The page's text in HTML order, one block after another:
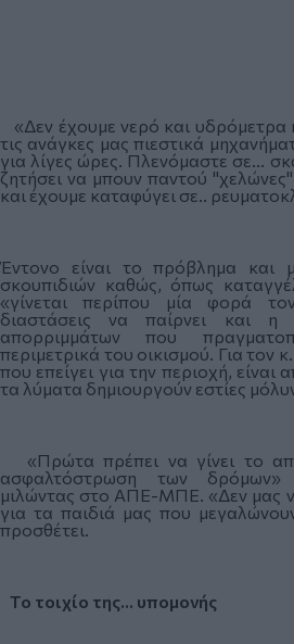
«Δεν έχουμε νερό και υδρόμετρα
τις ανάγκες μας πιεστικά
για λίγες ώρες. Πλενόμαστε σε...
ζητήσει να μπουν παντού
και έχουμε καταφύγει σε..
Έντονο είναι το πρόβλημα και
σκουπιδιών καθώς, όπως
«γίνεται περίπου μία φορά
διαστάσεις να παίρνει και η
απορριμμάτων που
περιμετρικά του οικισμού. Για
που επείγει για την περιοχή,
τα λύματα δημιουργούν εστίες
«Πρώτα πρέπει να γίνει το
ασφαλτόστρωση των δρόμων»
μιλώντας στο ΑΠΕ-ΜΠΕ. «Δεν μας
για τα παιδιά μας που
προσθέτει.
Το τοιχίο της... υπομονής